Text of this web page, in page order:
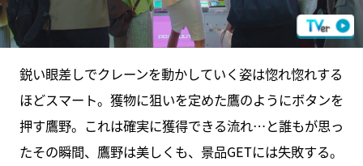
鋭い眼差しでクレーンを動かしていく姿は惚れ惚れする
ほどスマート。獲物に狙いを定めた鷹のようにボタンを
押す鷹野。これは確実に獲得できる流れ…と誰もが思っ
たその瞬間、鷹野は美しくも、景品GETには失敗する。